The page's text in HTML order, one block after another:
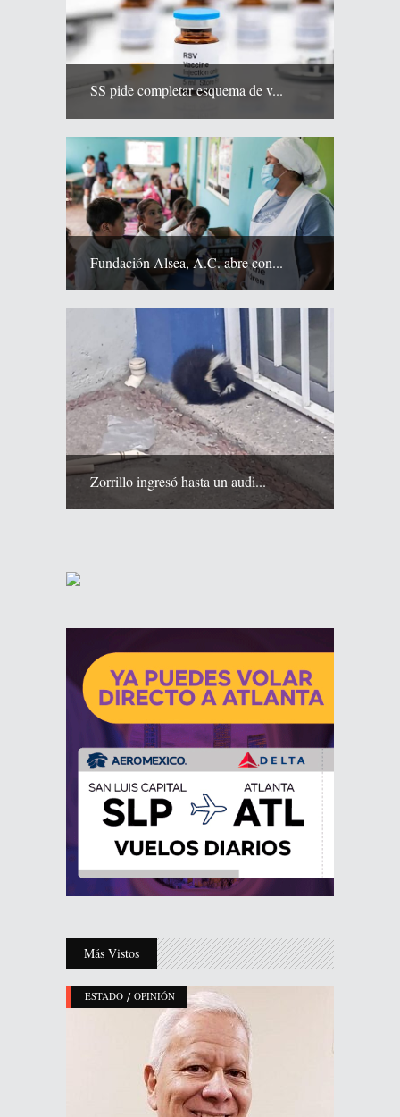
SS pide completar esquema de v...
Fundación Alsea, A.C. abre con...
Zorrillo ingresó hasta un audi...
Más Vistos
ESTADO / OPINIÓN